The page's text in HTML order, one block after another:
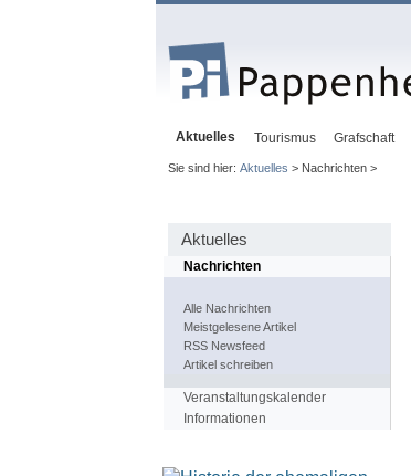
Aktuelles Tourismus Grafschaft
Sie sind hier: Aktuelles > Nachrichten >
Aktuelles
Nachrichten
Alle Nachrichten
Meistgelesene Artikel
RSS Newsfeed
Artikel schreiben
Veranstaltungskalender
Informationen